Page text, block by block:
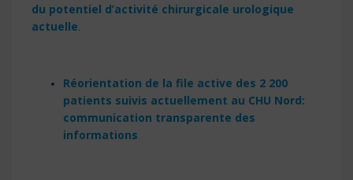
du potentiel d’activité chirurgicale urologique
actuelle
Réorientation de la file active des 2 200
patients suivis actuellement au CHU Nord:
communication transparente des
informations